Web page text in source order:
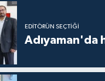
EDITÖRÜN SEÇTIĞI
Adıyaman'da